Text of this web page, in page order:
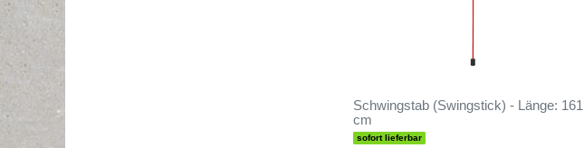
Schwingstab (Swingstick) - Länge: 161
cm
sofort lieferbar